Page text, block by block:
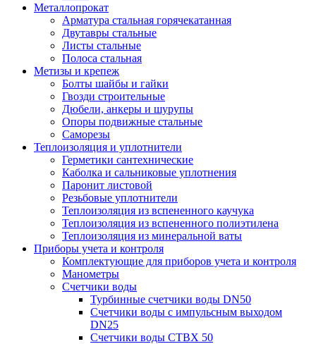
Металлопрокат
Арматура стальная горячекатанная
Двутавры стальные
Листы стальные
Полоса стальная
Метизы и крепеж
Болты шайбы и гайки
Гвозди строительные
Дюбели, анкеры и шурупы
Опоры подвижные стальные
Саморезы
Теплоизоляция и уплотнители
Герметики сантехнические
Каболка и сальниковые уплотнения
Паронит листовой
Резьбовые уплотнители
Теплоизоляция из вспененного каучука
Теплоизоляция из вспененного полиэтилена
Теплоизоляция из минеральной ваты
Приборы учета и контроля
Комплектующие для приборов учета и контроля
Манометры
Счетчики воды
Турбинные счетчики воды DN50
Счетчики воды с импульсным выходом
DN25
Счетчики воды СТВХ 50